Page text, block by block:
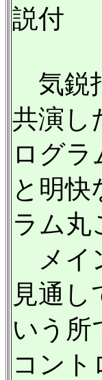
説付
気鋭
共演し
ログ
と明
ラム丸
メイ
見通
いう所
コント